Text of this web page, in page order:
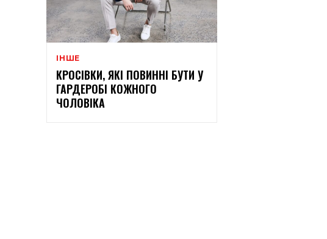
ІНШЕ
КРОСІВКИ, ЯКІ ПОВИННІ БУТИ У
ГАРДЕРОБІ КОЖНОГО
ЧОЛОВІКА